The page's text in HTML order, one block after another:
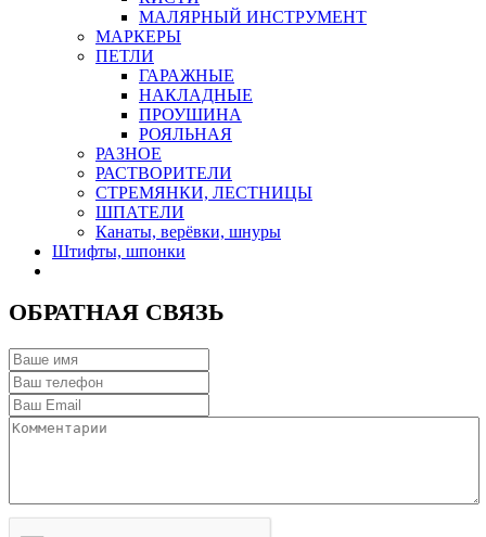
МАЛЯРНЫЙ ИНСТРУМЕНТ
МАРКЕРЫ
ПЕТЛИ
ГАРАЖНЫЕ
НАКЛАДНЫЕ
ПРОУШИНА
РОЯЛЬНАЯ
РАЗНОЕ
РАСТВОРИТЕЛИ
СТРЕМЯНКИ, ЛЕСТНИЦЫ
ШПАТЕЛИ
Канаты, верёвки, шнуры
Штифты, шпонки
ОБРАТНАЯ СВЯЗЬ